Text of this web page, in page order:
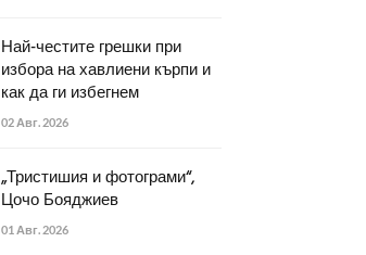
Най-честите грешки при
избора на хавлиени кърпи и
как да ги избегнем
02 Авг. 2026
„Тристишия и фотограми“,
Цочо Бояджиев
01 Авг. 2026